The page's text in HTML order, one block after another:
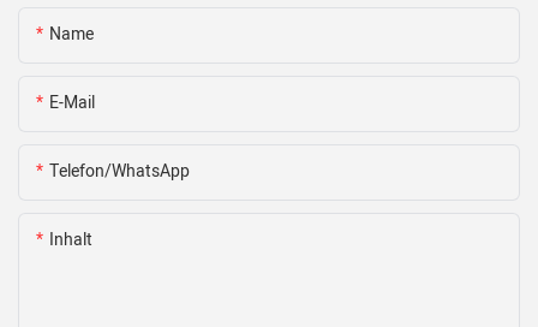
Name
E-Mail
Telefon/WhatsApp
Inhalt